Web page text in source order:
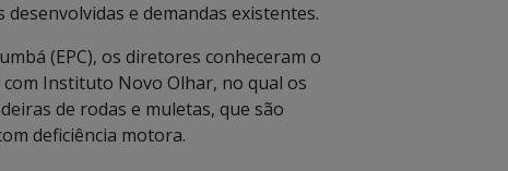
desenvolvidas e demandas existentes.
(EPC), os diretores conheceram o
Instituto Novo Olhar, no qual os
de rodas e muletas, que são
deficiência motora.